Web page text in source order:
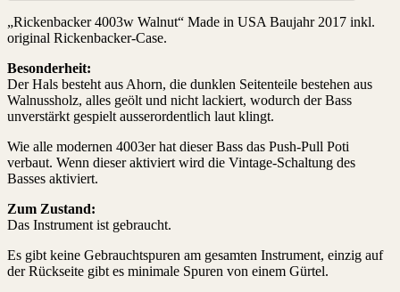
„Rickenbacker 4003w Walnut“ Made in USA Baujahr 2017 inkl.
original Rickenbacker-Case.
Besonderheit:
Der Hals besteht aus Ahorn, die dunklen Seitenteile bestehen aus
Walnussholz, alles geölt und nicht lackiert, wodurch der Bass
unverstärkt gespielt ausserordentlich laut klingt.
Wie alle modernen 4003er hat dieser Bass das Push-Pull Poti
verbaut. Wenn dieser aktiviert wird die Vintage-Schaltung des
Basses aktiviert.
Zum Zustand:
Das Instrument ist gebraucht.
Es gibt keine Gebrauchtspuren am gesamten Instrument, einzig auf
der Rückseite gibt es minimale Spuren von einem Gürtel.